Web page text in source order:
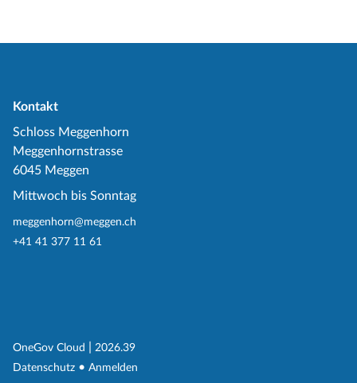
Kontakt
Schloss Meggenhorn
Meggenhornstrasse
6045 Meggen
Mittwoch bis Sonntag
meggenhorn@meggen.ch
+41 41 377 11 61
OneGov Cloud (External Link)
2026.39
Datenschutz (External Link)
Anmelden